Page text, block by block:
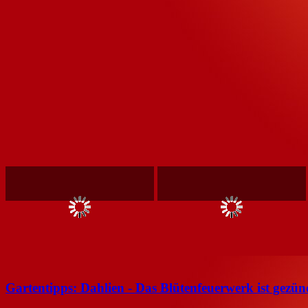
Gartentipps: Dahlien - Das Blütenfeuerwerk ist